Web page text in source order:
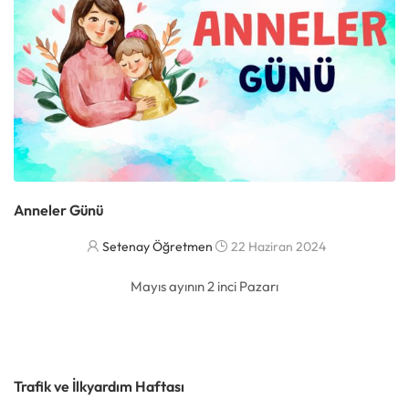
Anneler Günü
Setenay Öğretmen 22 Haziran 2024
Mayıs ayının 2 inci Pazarı
Trafik ve İlkyardım Haftası